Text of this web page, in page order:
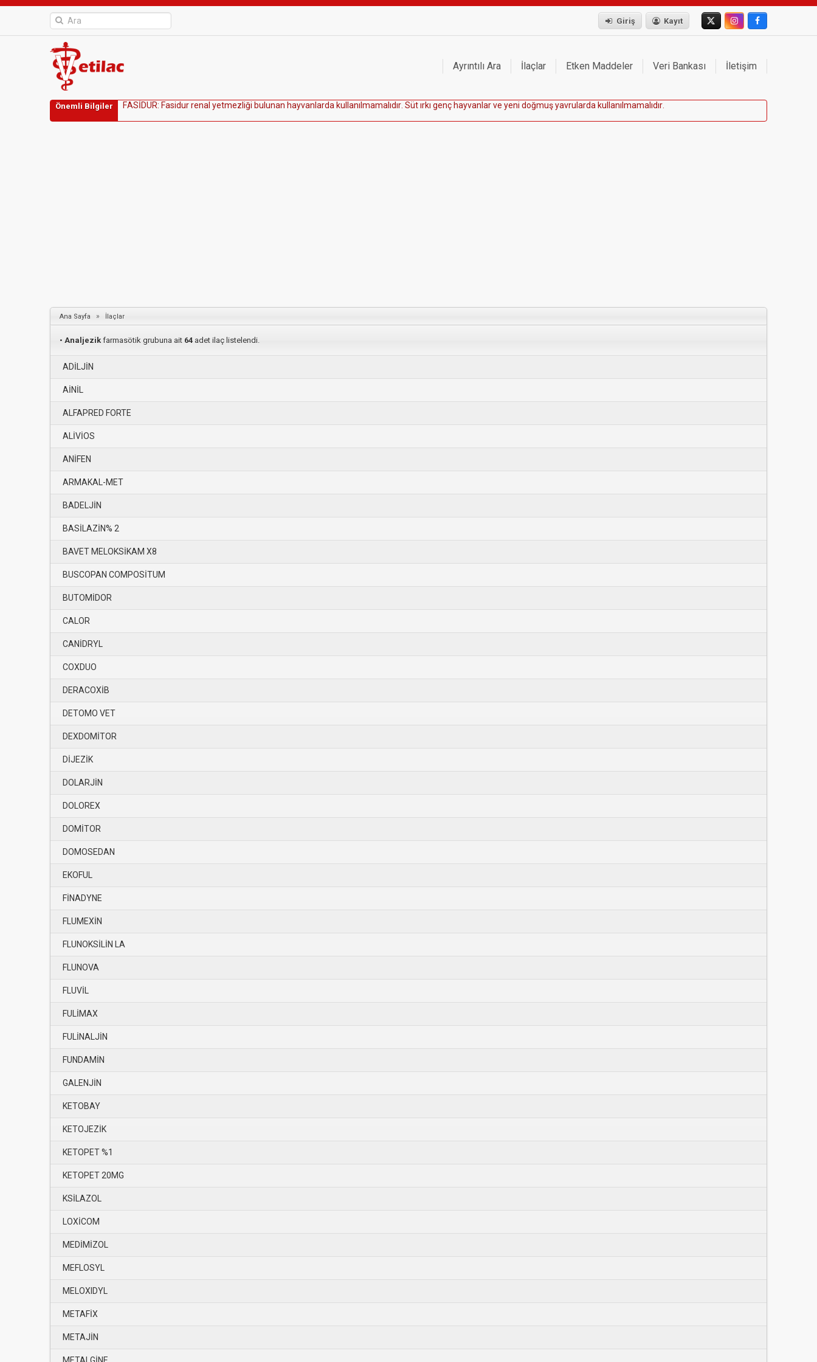
Giriş Kayıt
Ayrıntılı Ara İlaçlar Etken Maddeler Veri Bankası İletişim
Önemli Bilgiler FASİDUR: Fasidurrena yetmez iği bu unan hayvan arda ku anı mama ıdır Sütırkı genç hayvan arve yeni doğmuşyavru arda ku anı mama ıdır
Ana Sayfa » İlaçlar
• Analjezik farmasötik grubuna ait 64 adet ilaç listelendi.
ADİLJİN
AİNİL
ALFAPRED FORTE
ALİVİOS
ANİFEN
ARMAKAL-MET
BADELJİN
BASİLAZİN% 2
BAVET MELOKSİKAM X8
BUSCOPAN COMPOSİTUM
BUTOMİDOR
CALOR
CANİDRYL
COXDUO
DERACOXİB
DETOMO VET
DEXDOMİTOR
DİJEZİK
DOLARJİN
DOLOREX
DOMİTOR
DOMOSEDAN
EKOFUL
FİNADYNE
FLUMEXİN
FLUNOKSİLİN LA
FLUNOVA
FLUVİL
FULİMAX
FULİNALJİN
FUNDAMİN
GALENJİN
KETOBAY
KETOJEZİK
KETOPET %1
KETOPET 20MG
KSİLAZOL
LOXİCOM
MEDİMİZOL
MEFLOSYL
MELOXIDYL
METAFİX
METAJİN